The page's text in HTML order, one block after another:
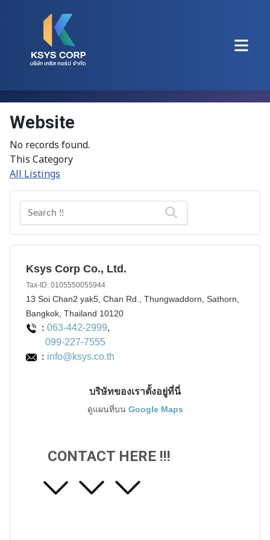
Website
No records found.
This Category
All Listings
Ksys Corp Co., Ltd.
Tax-ID: 0105550055944
13 Soi Chan2 yak5, Chan Rd., Thungwaddorn, Sathorn,
Bangkok, Thailand 10120
: 063-442-2999,
099-227-7555
: info@ksys.co.th
บริษัทของเราตั้งอยู่ที่นี่
ดูแผนที่บน Google Maps
CONTACT HERE !!!